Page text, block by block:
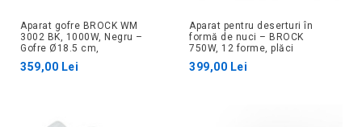
Aparat gofre BROCK WM
3002 BK, 1000W, Negru –
Gofre Ø18.5 cm,
359,00 Lei
Aparat pentru deserturi în
formă de nuci – BROCK
750W, 12 forme, plăci
Touch, indicatori LED,
399,00 Lei